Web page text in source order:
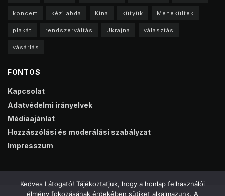
koncert kézilabda Kína kütyük Menekültek
plakát rendszerváltás Ukrajna választás
vásárlás
FONTOS
Kapcsolat
Adatvédelmi irányelvek
Médiaajánlat
Hozzászólási és moderálási szabályzat
Impresszum
Kedves Látogató! Tájékoztatjuk, hogy a honlap felhasználói
élmény fokozásának érdekében sütiket alkalmazunk. A